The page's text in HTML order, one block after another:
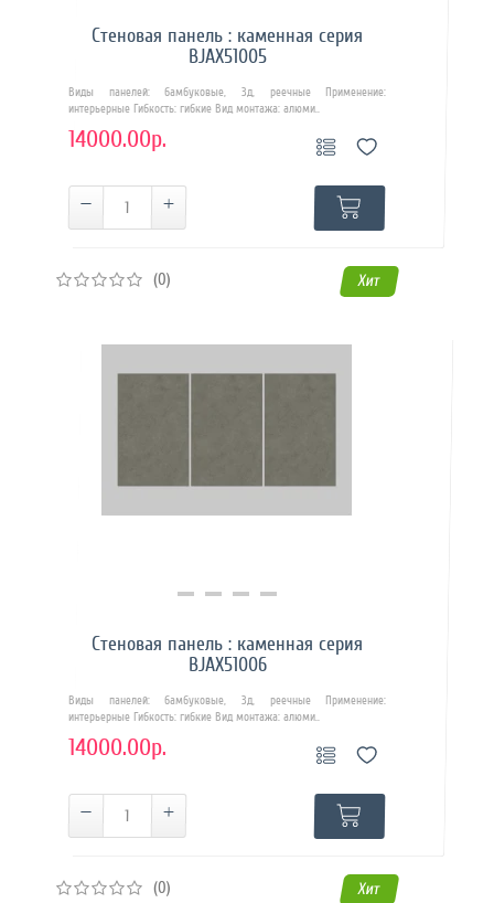
Стеновая панель : каменная серия
BJAX51005
Виды панелей: бамбуковые, 3д, реечные Применение:
интерьерные Гибкость: гибкие Вид монтажа: алюми..
14000.00р.
(0) Хит
Купить в 1 клик
Стеновая панель : каменная серия
BJAX51006
Виды панелей: бамбуковые, 3д, реечные Применение:
интерьерные Гибкость: гибкие Вид монтажа: алюми..
14000.00р.
(0) Хит